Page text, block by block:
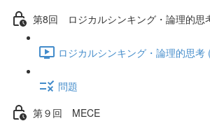
第8回 ロジカルシンキング・論理的思
ロジカルシンキング・論理的思考
問題
第９回 MECE